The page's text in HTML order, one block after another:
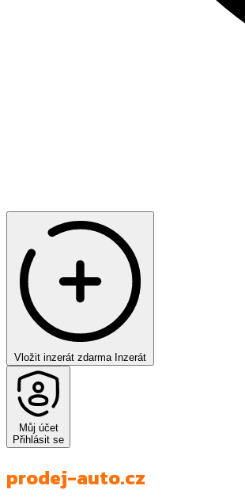
Vložit inzerát zdarma Inzerát
Můj účet
Přihlásit se
prodej-auto.cz